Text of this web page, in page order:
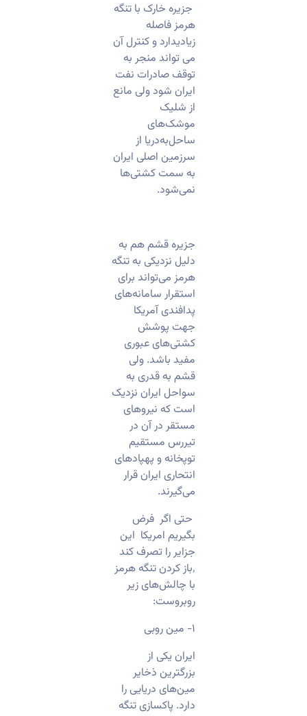
​ جزیره خارک با تنگه
هرمز فاصله
زیادیدارد و کنترل آن
می تواند منجر به
توقف صادرات نفت
ایران شود ولی مانع
از شلیک
موشک‌های
ساحل‌به‌دریا از
سرزمین اصلی ایران
به سمت کشتی‌ها
نمی‌شود.
​جزیره قشم هم به
دلیل نزدیکی به تنگه
هرمز می‌تواند برای
استقرار سامانه‌های
پدافندی آمریکا
جهت پوشش
کشتی‌های عبوری
مفید باشد. ولی
قشم به قدری به
سواحل ایران نزدیک
است که نیروهای
مستقر در آن در
تیررس مستقیم
توپخانه و پهپادهای
انتحاری ایران قرار
می‌گیرند.
​ حتی اگر فرض
بگیریم امریکا این
جزایر را تصرف کند
٬باز کردن تنگه هرمز
با چالش‌های زیر
روبروست:
ایران یکی از
بزرگترین ذخایر
مین‌های دریایی را
دارد. پاکسازی تنگه